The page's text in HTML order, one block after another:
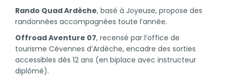
Rando Quad Ardèche, basé à Joyeuse, propose des
randonnées accompagnées toute l’année.
Offroad Aventure 07, recensé par l’office de
tourisme Cévennes d’Ardèche, encadre des sorties
accessibles dès 12 ans (en biplace avec instructeur
diplômé).